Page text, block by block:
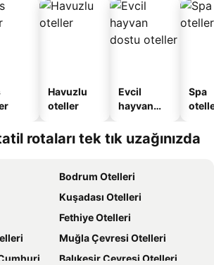
Havuzlu
oteller
Evcil
hayvan
oteller
Spa
rotaları tek tık uzağınızda
Bodrum Otelleri
Kuşadası Otelleri
Fethiye Otelleri
Muğla Çevresi Otelleri
Otelleri
Balıkesir Çevresi Otelleri